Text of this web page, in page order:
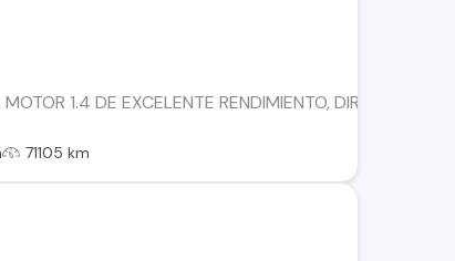
1.4 DE EXCELENTE RENDIMIENTO, DIRECCION
71105 km